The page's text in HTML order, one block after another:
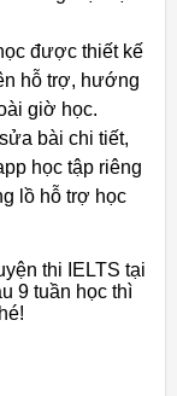
được thiết kế
hỗ trợ, hướng
giờ học.
bài chi tiết,
học tập riêng
lồ hỗ trợ học
thi IELTS tại
9 tuần học thì